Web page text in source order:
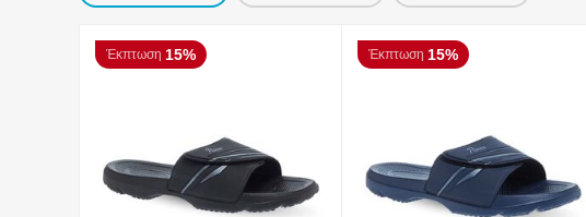
Έκπτωση 15% Έκπτωση 15%